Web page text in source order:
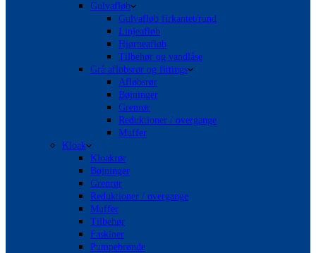
Gulvafløb
Gulvafløb firkantet/rund
Linjeafløb
Hjørneafløb
Tilbehør og vandlåse
Grå afløbsrør og fittings
Afløbsrør
Bøjninger
Grenrør
Reduktioner / overgange
Muffer
Kloak
Kloakrør
Bøjninger
Grenrør
Reduktioner / overgange
Muffer
Tilbehør
Faskiner
Pumpebrønde